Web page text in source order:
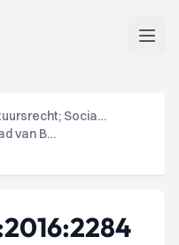
Bestuursrecht; Socialezekerheidsrecht
Centrale Raad van Beroep